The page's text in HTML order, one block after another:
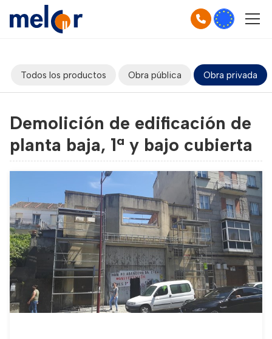
Todos los productos Obra pública Obra privada
Demolición de edificación de
planta baja, 1ª y bajo cubierta